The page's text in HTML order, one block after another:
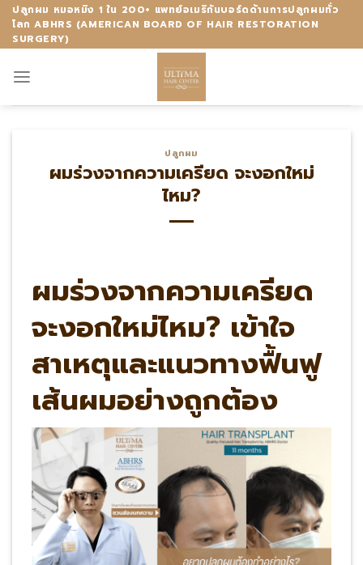
Skip
content
ปลูกผม หมอหมิง 1 ใน 200+ แพทย์อเมริกันบอร์ดด้านการปลูกผมทั่ว
โลก ABHRS (AMERICAN BOARD OF HAIR RESTORATION
SURGERY)
ปลูกผม
ผมร่วงจากความเครียด จะงอกใหม่
ไหม?
ผมร่วงจากความเครียด
จะงอกใหม่ไหม? เข้าใจ
สาเหตุและแนวทางฟื้นฟู
เส้นผมอย่างถูกต้อง